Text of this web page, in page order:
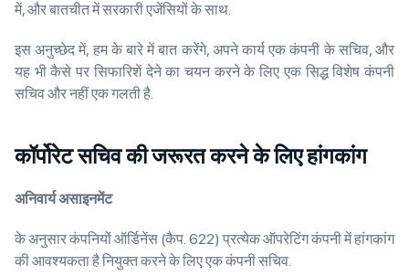
में, और बातचीत में सरकारी एजेंसियों के साथ.
इस अनुच्छेद में, हम के बारे में बात करेंगे, अपने कार्य एक कंपनी के सचिव, और
यह भी कैसे पर सिफारिशें देने का चयन करने के लिए एक सिद्ध विशेष कंपनी
सचिव और नहीं एक गलती है.
कॉर्पोरेट सचिव की जरूरत करने के लिए हांगकांग
अनिवार्यअसाइनमेंट
के अनुसार कंपनियों ऑर्डिनेंस (कैप. 622) प्रत्येक ऑपरेटिंग कंपनी में हांगकांग
की आवश्यकता है नियुक्त करने के लिए एक कंपनी सचिव.